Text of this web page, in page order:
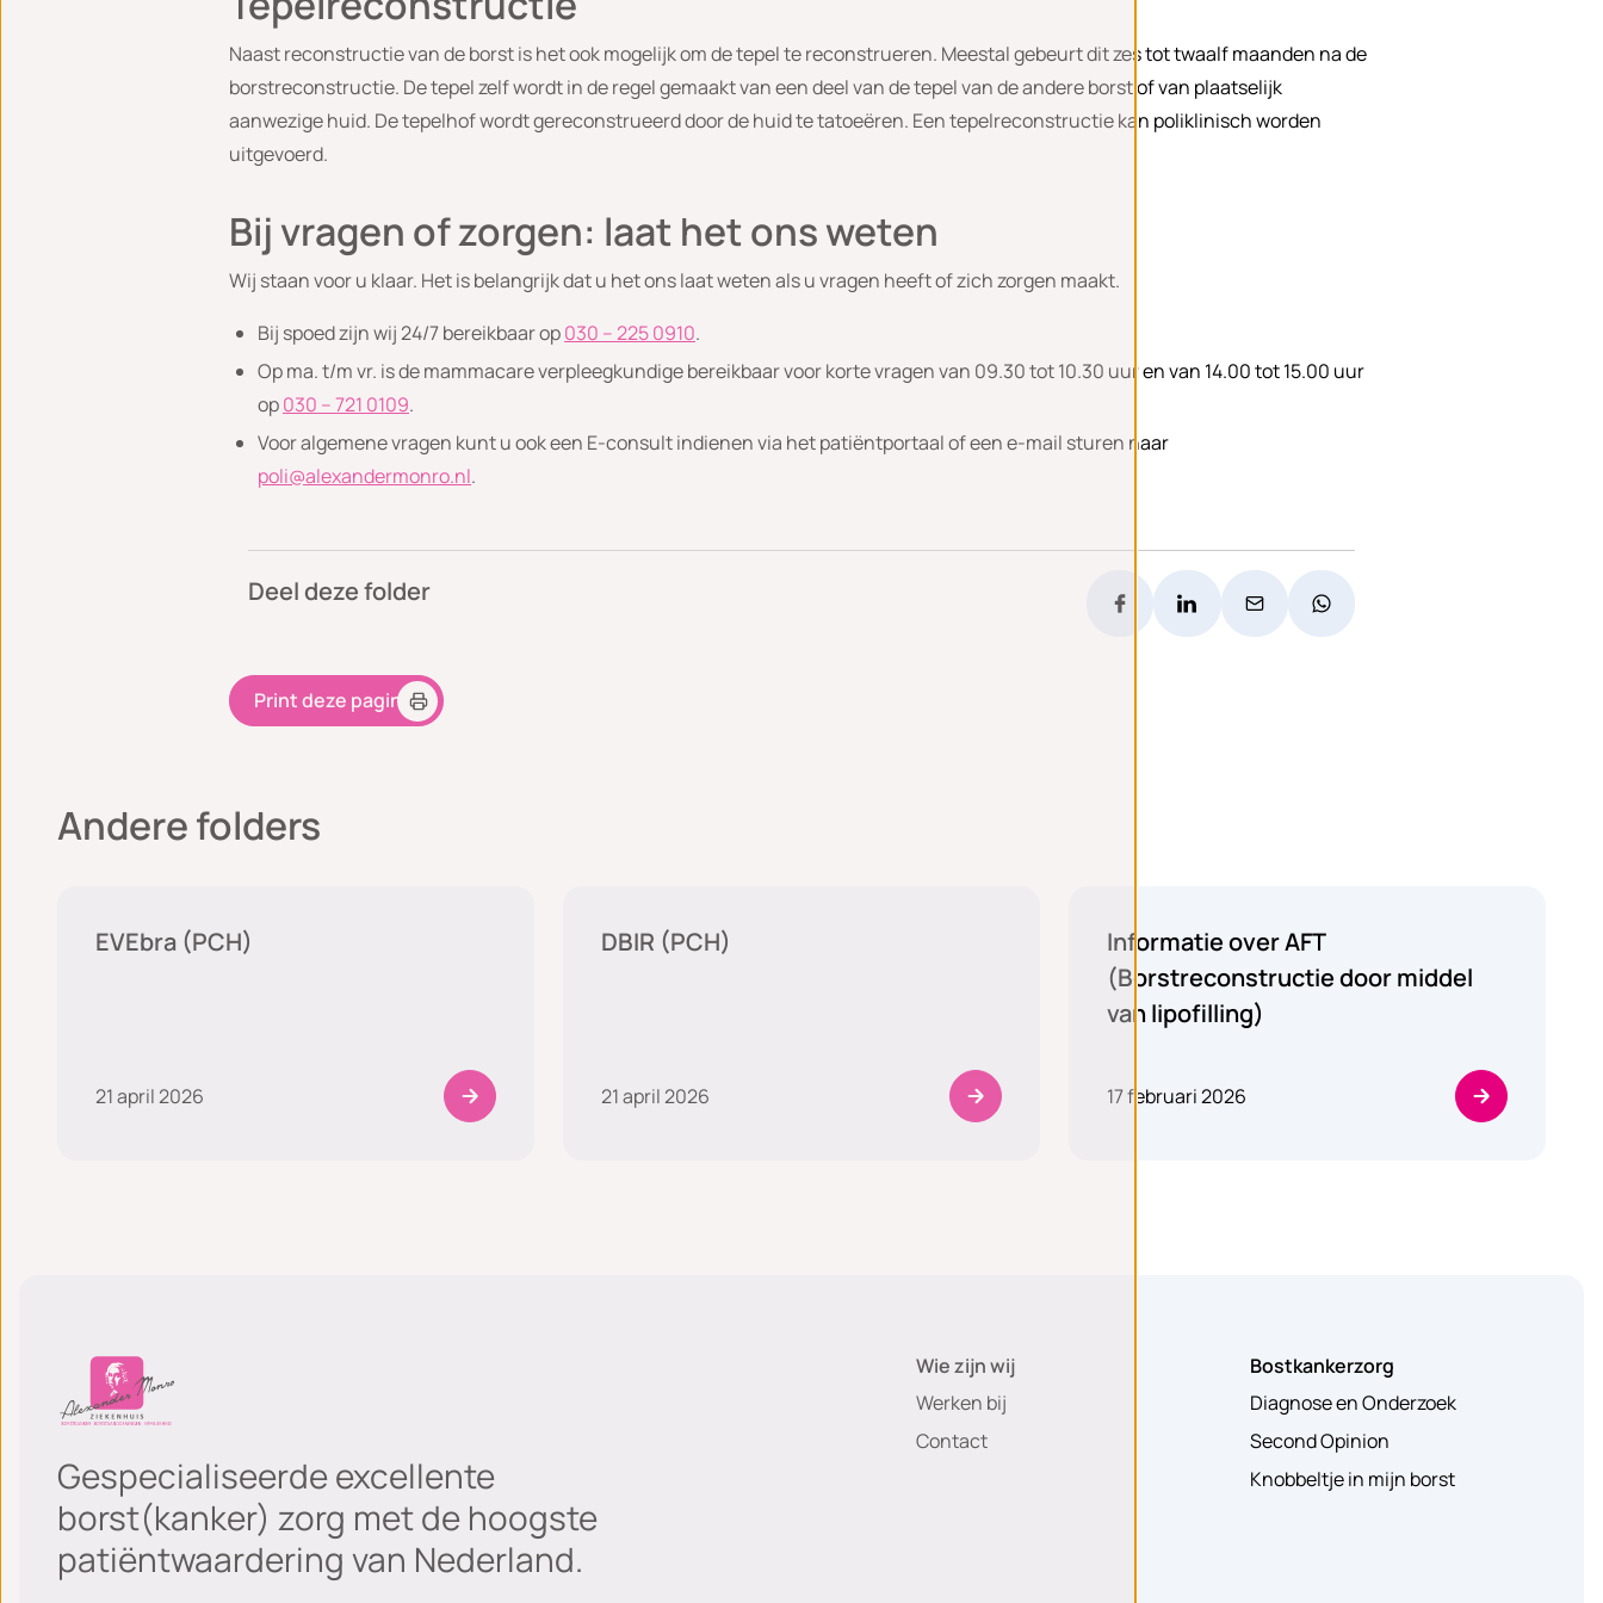
Naast reconstructie van de borst is het ook mogelijk om de tepel te reconstrueren. Meestal gebeurt dit zes tot twaalf maanden na de
borstreconstructie. De tepel zelf wordt in de regel gemaakt van een deel van de tepel van de andere borst of van plaatselijk
aanwezige huid. De tepelhof wordt gereconstrueerd door de huid te tatoeëren. Een tepelreconstructie kan poliklinisch worden
uitgevoerd.
Bij vragen of zorgen: laat het ons weten
Wij staan voor u klaar. Het is belangrijk dat u het ons laat weten als u vragen heeft of zich zorgen maakt.
Bij spoed zijn wij 24/7 bereikbaar op030 – 225 0910.
Op ma. t/m vr. is de mammacare verpleegkundige bereikbaar voor korte vragen van 09.30 tot 10.30 uur en van 14.00 tot 15.00 uur
op030 – 721 0109.
Voor algemene vragen kunt u ook een E-consult indienen via het patiëntportaal of een e-mail sturen naar
poli@alexandermonro.nl.
Deel deze folder
Print deze pagina
Andere folders
EVEbra (PCH)
21 april 2026
DBIR (PCH)
21 april 2026
Informatie over AFT
(Borstreconstructie door middel
van lipofilling)
17 februari 2026
Gespecialiseerde excellente
borst(kanker) zorg met de hoogste
patiëntwaardering van Nederland.
Wie zijn wij
Werken bij
Contact
Bostkankerzorg
Diagnose en Onderzoek
Second Opinion
Knobbeltje in mijn borst